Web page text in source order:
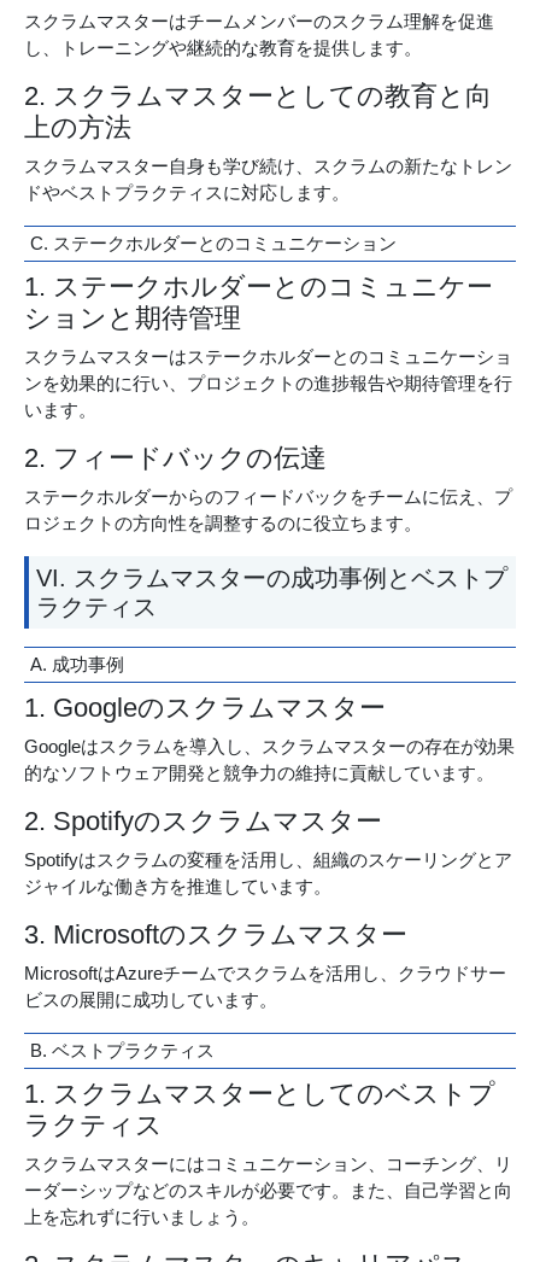
スクラムマスターはチームメンバーのスクラム理解を促進
し、トレーニングや継続的な教育を提供します。
2. スクラムマスターとしての教育と向
上の方法
スクラムマスター自身も学び続け、スクラムの新たなトレン
ドやベストプラクティスに対応します。
C. ステークホルダーとのコミュニケーション
1. ステークホルダーとのコミュニケー
ションと期待管理
スクラムマスターはステークホルダーとのコミュニケーショ
ンを効果的に行い、プロジェクトの進捗報告や期待管理を行
います。
2. フィードバックの伝達
ステークホルダーからのフィードバックをチームに伝え、プ
ロジェクトの方向性を調整するのに役立ちます。
VI. スクラムマスターの成功事例とベストプ
ラクティス
A. 成功事例
1. Googleのスクラムマスター
Googleはスクラムを導入し、スクラムマスターの存在が効果
的なソフトウェア開発と競争力の維持に貢献しています。
2. Spotifyのスクラムマスター
Spotifyはスクラムの変種を活用し、組織のスケーリングとア
ジャイルな働き方を推進しています。
3. Microsoftのスクラムマスター
MicrosoftはAzureチームでスクラムを活用し、クラウドサー
ビスの展開に成功しています。
B. ベストプラクティス
1. スクラムマスターとしてのベストプ
ラクティス
スクラムマスターにはコミュニケーション、コーチング、リ
ーダーシップなどのスキルが必要です。また、自己学習と向
上を忘れずに行いましょう。